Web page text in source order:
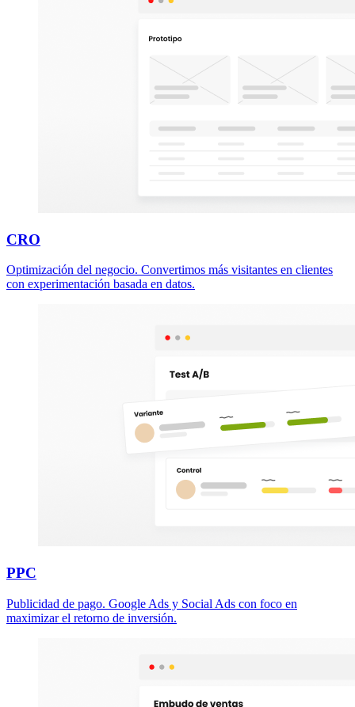
CRO
Optimización del negocio. Convertimos más visitantes en clientes
con experimentación basada en datos.
PPC
Publicidad de pago. Google Ads y Social Ads con foco en
maximizar el retorno de inversión.